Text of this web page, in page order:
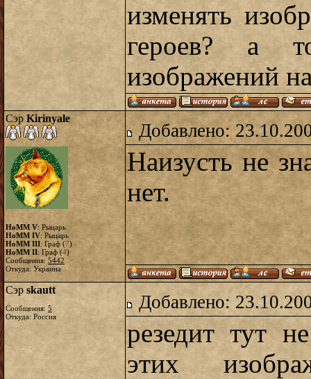
изменять
героев? а
изображений
Сэр Kirinyale
HoMM V: Рыцарь
HoMM IV: Рыцарь
HoMM III: Граф (7)
HoMM II: Граф (4)
Сообщения: 5442
Откуда: Украина
Добавлено:
Наизусть не
нет.
Сэр skautt
Сообщения: 5
Откуда: Россия
Добавлено:
резедит тут
этих